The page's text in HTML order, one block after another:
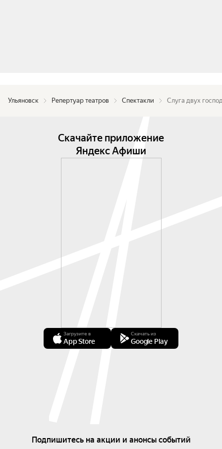
Ульяновск Репертуар театров Спектакли Слуга двух
Скачайте приложение
Яндекс Афиши
Загрузите в
App Store
Скачать из
Google Play
Подпишитесь на акции и анонсы событий